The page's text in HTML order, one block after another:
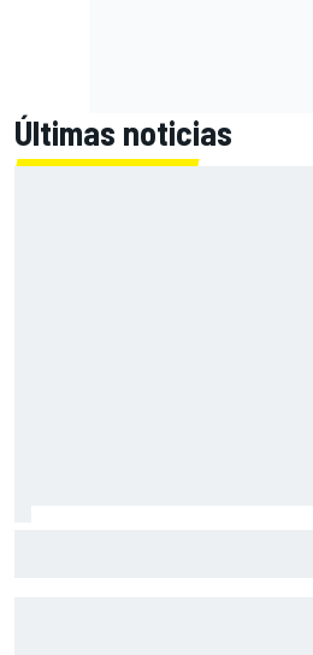
Últimas noticias